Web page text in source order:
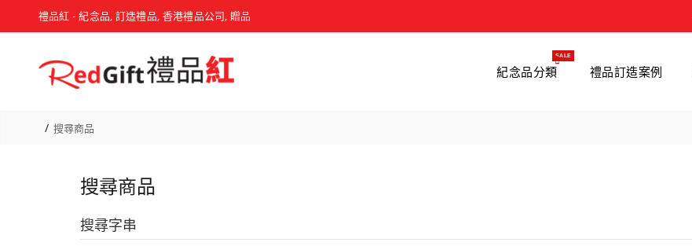
禮品紅 - 紀念品, 訂造禮品, 香港禮品公司, 贈品
紀念品分類
SALE
禮品訂造案例
搜尋商品
搜尋商品
搜尋字串